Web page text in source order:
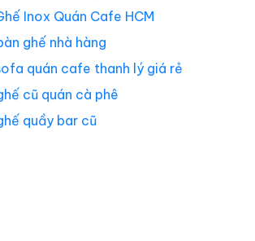
Inox Quán Cafe HCM
ghế nhà hàng
quán cafe thanh lý giá rẻ
cũ quán cà phê
quầy bar cũ